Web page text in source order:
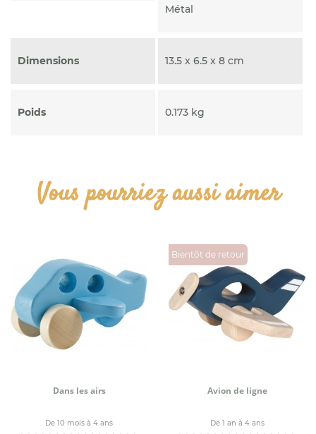
Métal
Dimensions 13.5 x 6.5 x 8 cm
Poids 0.173 kg
Vous pourriez aussi aimer
Dans les airs
De 10 mois à 4 ans
Bientôt de retour
Avion de ligne
De 1 an à 4 ans